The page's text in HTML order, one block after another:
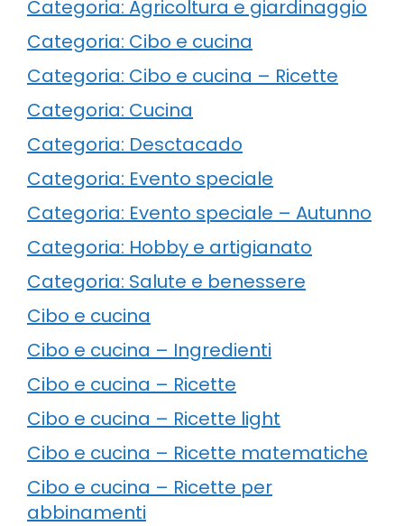
Categoria: Agricoltura e giardinaggio
Categoria: Cibo e cucina
Categoria: Cibo e cucina – Ricette
Categoria: Cucina
Categoria: Desctacado
Categoria: Evento speciale
Categoria: Evento speciale – Autunno
Categoria: Hobby e artigianato
Categoria: Salute e benessere
Cibo e cucina
Cibo e cucina – Ingredienti
Cibo e cucina – Ricette
Cibo e cucina – Ricette light
Cibo e cucina – Ricette matematiche
Cibo e cucina – Ricette per
abbinamenti